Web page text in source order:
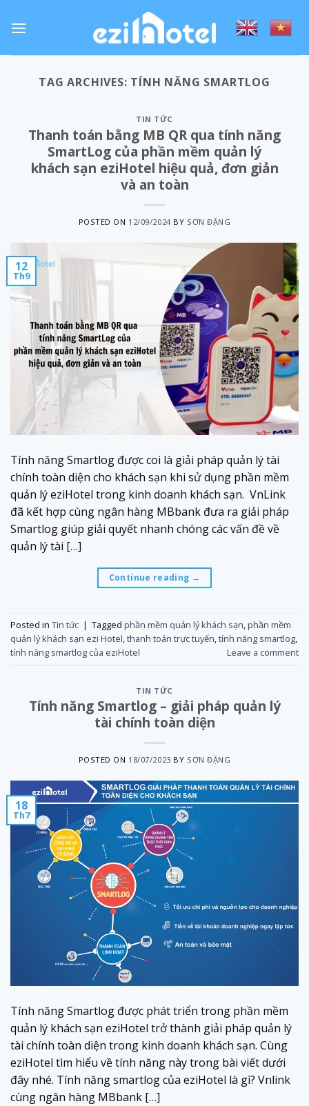
TAG ARCHIVES: TÍNH NĂNG SMARTLOG
TIN TỨC
Thanh toán bằng MB QR qua tính năng
SmartLog của phần mềm quản lý
khách sạn eziHotel hiệu quả, đơn giản
và an toàn
POSTED ON 12/09/2024BY SƠN ĐẶNG
12
Th9
Tính năng Smartlog được coi là giải pháp quản lý tài
chính toàn diện cho khách sạn khi sử dụng phần mềm
quản lý eziHotel trong kinh doanh khách sạn. VnLink
đã kết hợp cùng ngân hàng MBbank đưa ra giải pháp
Smartlog giúp giải quyết nhanh chóng các vấn đề về
quản lý tài […]
Continue reading →
Posted in Tin tức | Tagged phần mềm quản lý khách sạn,phần mềm
quản lý khách sạn ezi Hotel,thanh toán trực tuyến,tính năng smartlog,
tính năng smartlog của eziHotel
Leave a comment
TIN TỨC
Tính năng Smartlog – giải pháp quản lý
tài chính toàn diện
POSTED ON 18/07/2023 BY SƠN ĐẶNG
18
Th7
Tính năng Smartlog được phát triển trong phần mềm
quản lý khách sạn eziHotel trở thành giải pháp quản lý
tài chính toàn diện trong kinh doanh khách sạn. Cùng
eziHotel tìm hiểu về tính năng này trong bài viết dưới
đây nhé. Tính năng smartlog của eziHotel là gì? Vnlink
cùng ngân hàng MBbank […]